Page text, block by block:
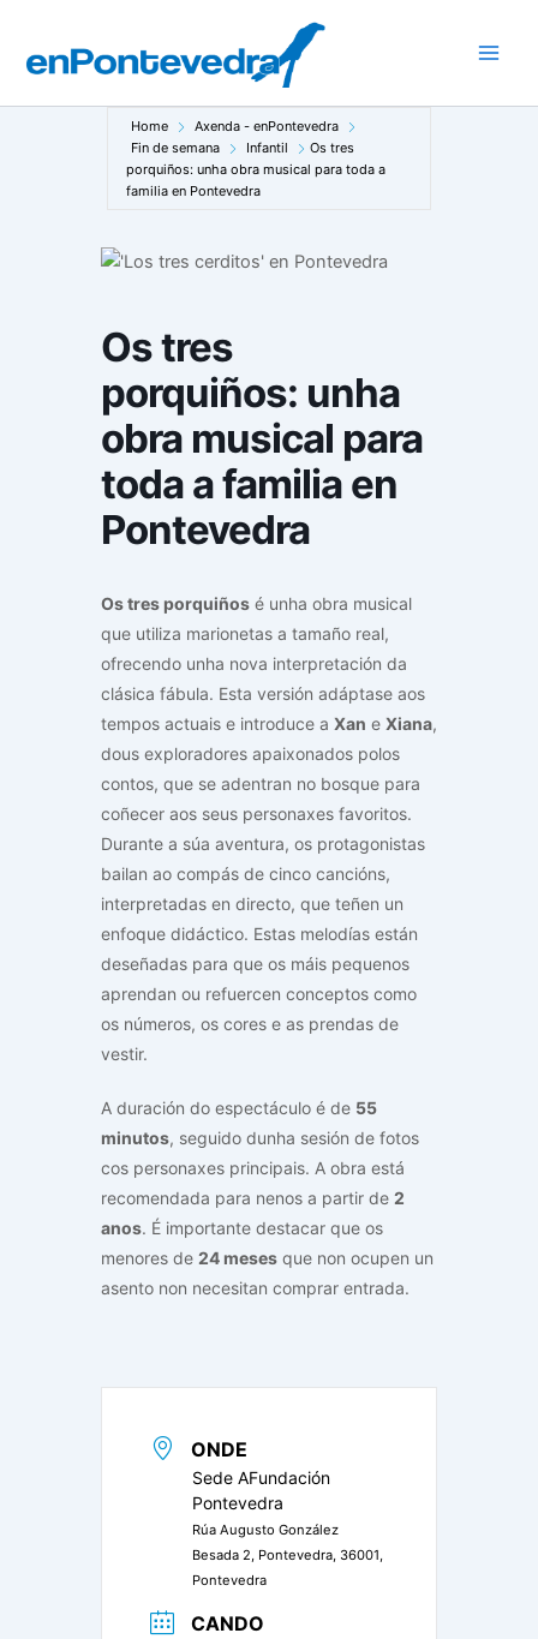
contido
Home
Axenda - enPontevedra
Fin de semana
Infantil
Os tres
porquiños: unha obra musical para toda a
familia en Pontevedra
Os tres
porquiños: unha
obra musical para
toda a familia en
Pontevedra
Os tres porquiños é unha obra musical
que utiliza marionetas a tamaño real,
ofrecendo unha nova interpretación da
clásica fábula. Esta versión adáptase aos
tempos actuais e introduce a Xan e Xiana,
dous exploradores apaixonados polos
contos, que se adentran no bosque para
coñecer aos seus personaxes favoritos.
Durante a súa aventura, os protagonistas
bailan ao compás de cinco cancións,
interpretadas en directo, que teñen un
enfoque didáctico. Estas melodías están
deseñadas para que os máis pequenos
aprendan ou refuercen conceptos como
os números, os cores e as prendas de
vestir.
A duración do espectáculo é de 55
minutos, seguido dunha sesión de fotos
cos personaxes principais. A obra está
recomendada para nenos a partir de 2
anos. É importante destacar que os
menores de 24 meses que non ocupen un
asento non necesitan comprar entrada.
ONDE
Sede AFundación
Pontevedra
Rúa Augusto González
Besada 2, Pontevedra, 36001,
Pontevedra
CANDO